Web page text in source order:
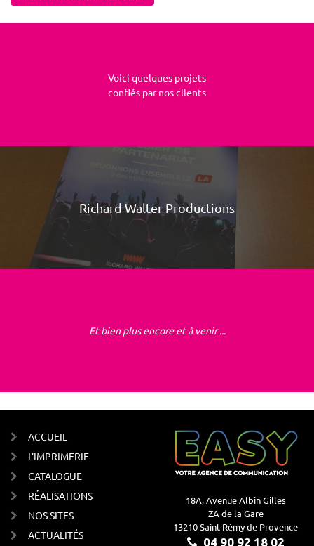
Voici quelques projets
confiés par nos clients
Richard Walter Productions
Et bien plus encore et à venir ...
ACCUEIL
L'IMPRIMERIE
CATALOGUE
RÉALISATIONS
NOS SITES
ACTUALITÉS
18A, Avenue Albin Gilles
ZA de la Gare
13210 Saint-Rémy de Provence
04 90 92 18 02